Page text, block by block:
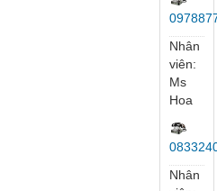
Nhân
viên:
Mr
Ngọc
Nhân
viên: